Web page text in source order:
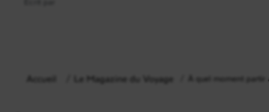
Accueil Le Magazine du Voyage À quel moment